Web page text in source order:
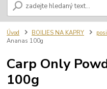
Úvod BOILIES NA KAPRY
Ananas 100g
Carp Only
100g